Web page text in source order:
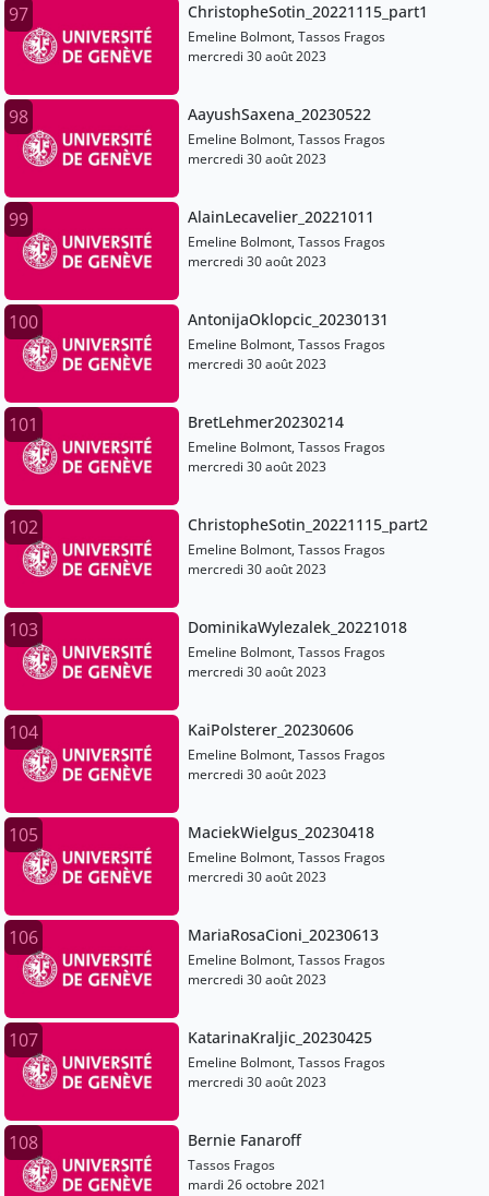
97 ChristopheSotin_20221115_part1
Emeline Bolmont, Tassos Fragos
mercredi 30 août 2023
98 AayushSaxena_20230522
Emeline Bolmont, Tassos Fragos
mercredi 30 août 2023
99 AlainLecavelier_20221011
Emeline Bolmont, Tassos Fragos
mercredi 30 août 2023
100 AntonijaOklopcic_20230131
Emeline Bolmont, Tassos Fragos
mercredi 30 août 2023
101 BretLehmer20230214
Emeline Bolmont, Tassos Fragos
mercredi 30 août 2023
102 ChristopheSotin_20221115_part2
Emeline Bolmont, Tassos Fragos
mercredi 30 août 2023
103 DominikaWylezalek_20221018
Emeline Bolmont, Tassos Fragos
mercredi 30 août 2023
104 KaiPolsterer_20230606
Emeline Bolmont, Tassos Fragos
mercredi 30 août 2023
105 MaciekWielgus_20230418
Emeline Bolmont, Tassos Fragos
mercredi 30 août 2023
106 MariaRosaCioni_20230613
Emeline Bolmont, Tassos Fragos
mercredi 30 août 2023
107 KatarinaKraljic_20230425
Emeline Bolmont, Tassos Fragos
mercredi 30 août 2023
108 Bernie Fanaroff
Tassos Fragos
mardi 26 octobre 2021